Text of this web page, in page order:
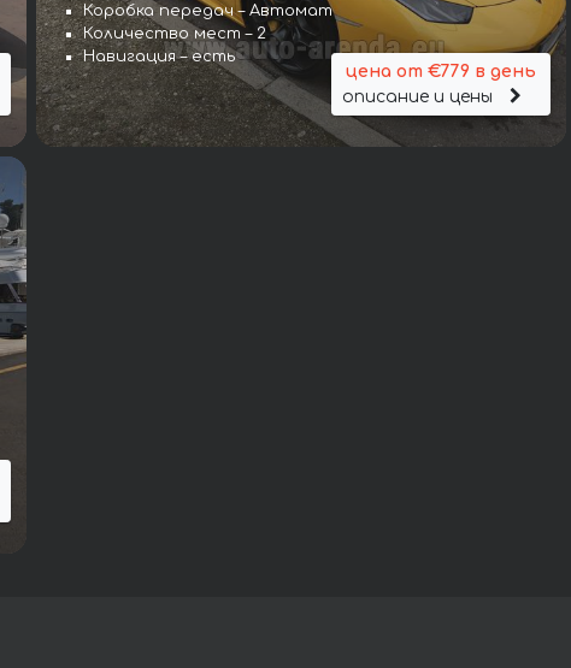
Коробка передач – Автомат
Количество мест – 2
Навигация – есть
цена от €779 в день
описание и цены